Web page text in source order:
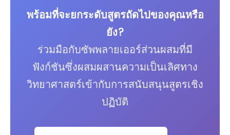
พร้อมที่จะยกระดับสูตรถัดไปของคุณหรือ
ยัง?
ร่วมมือกับซัพพลายเออร์ส่วนผสมที่มี
ฟังก์ชันซึ่งผสมผสานความเป็นเลิศทาง
วิทยาศาสตร์เข้ากับการสนับสนุนสูตรเชิง
ปฏิบัติ